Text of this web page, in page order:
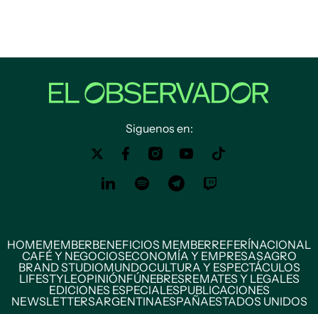
Siguenos en:
HOMEMEMBERBENEFICIOS MEMBERREFERÍNACIONAL
CAFÉ Y NEGOCIOSECONOMÍA Y EMPRESASAGRO
BRAND STUDIOMUNDOCULTURA Y ESPECTÁCULOS
LIFESTYLEOPINIÓNFÚNEBRESREMATES Y LEGALES
EDICIONES ESPECIALESPUBLICACIONES
NEWSLETTERSARGENTINAESPAÑAESTADOS UNIDOS